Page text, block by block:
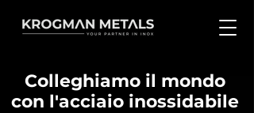
Colleghiamo il mondo
con l'acciaio inossidabile